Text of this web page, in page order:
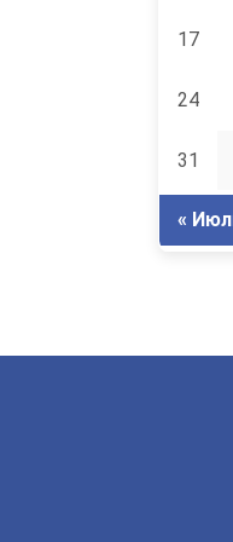
17
24
31
«